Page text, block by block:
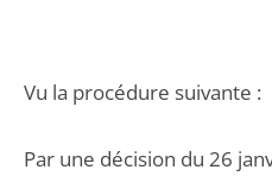
Vu la procédure suivante :
Par une décision du 26